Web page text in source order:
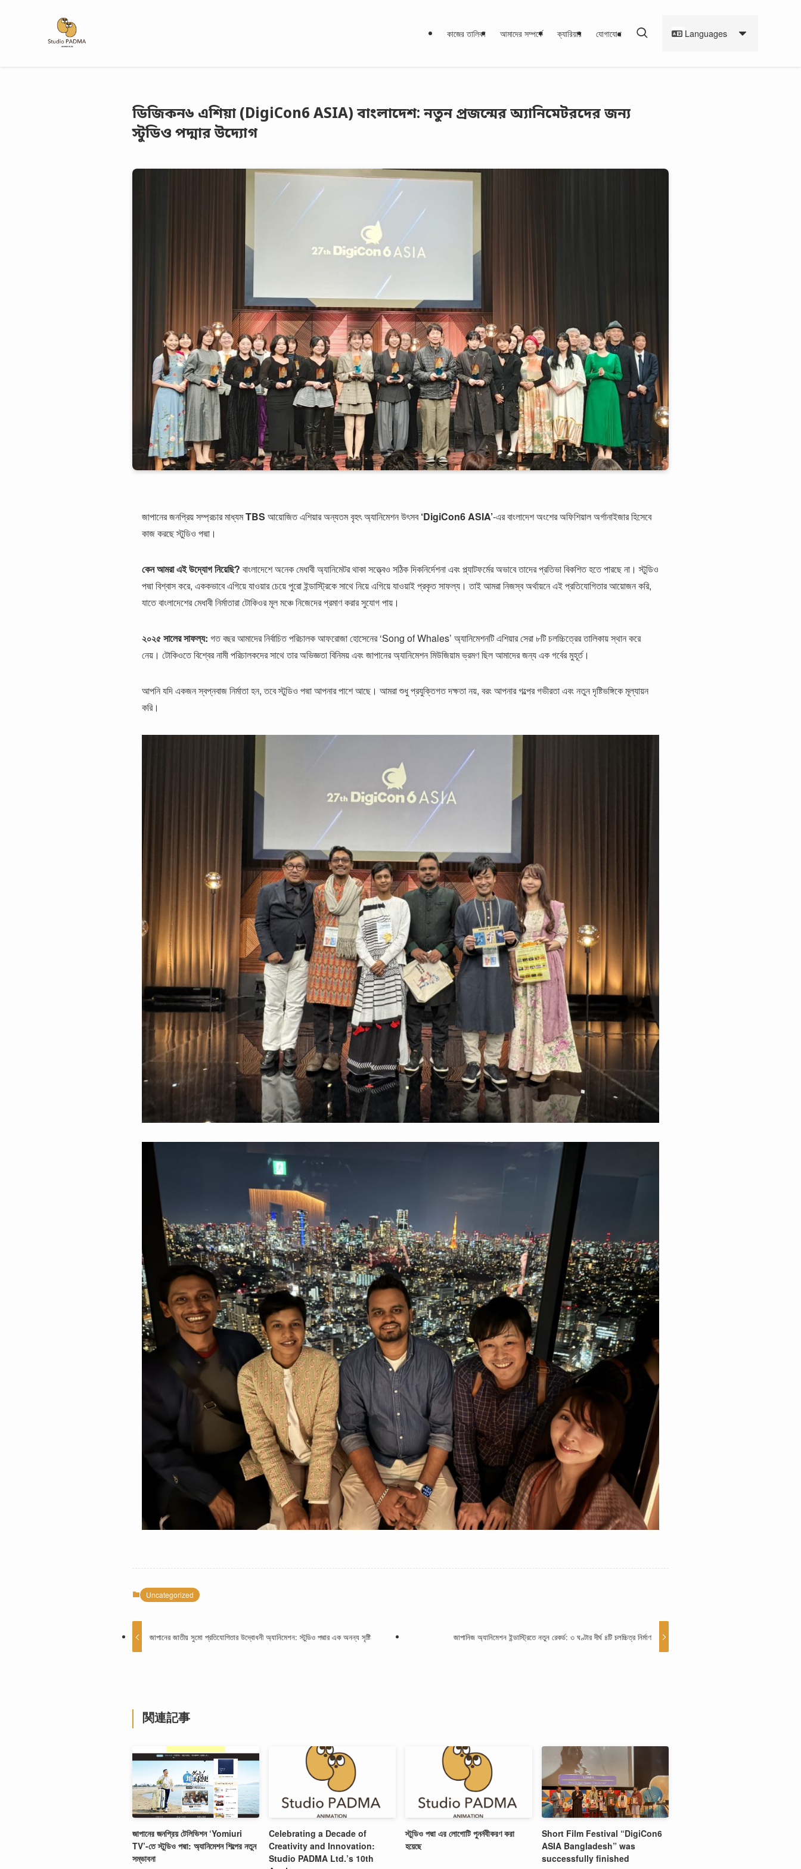
কাজের তালিকা আমাদের সম্পর্কে ক্যারিয়ার যোগাযোগ Languages
ডিজিকন৬ এশিয়া (DigiCon6 ASIA) বাংলাদেশ: নতুন প্রজন্মের অ্যানিমেটরদের জন্য
স্টুডিও পদ্মার উদ্যোগ
জাপানের জনপ্রিয় সম্প্রচার মাধ্যমTBS আয়োজিত এশিয়ার অন্যতম বৃহৎ অ্যানিমেশন উৎসব‘DigiCon6 ASIA’-এর বাংলাদেশ অংশের অফিশিয়াল অর্গানাইজার হিসেবে
কাজ করছে স্টুডিও পদ্মা।
কেন আমরা এই উদ্যোগ নিয়েছি? বাংলাদেশে অনেক মেধাবী অ্যানিমেটর থাকা সত্ত্বেও সঠিক দিকনির্দেশনা এবং প্ল্যাটফর্মের অভাবে তাদের প্রতিভা বিকশিত হতে পারছে না। স্টুডিও
পদ্মা বিশ্বাস করে, এককভাবে এগিয়ে যাওয়ার চেয়ে পুরো ইন্ডাস্ট্রিকে সাথে নিয়ে এগিয়ে যাওয়াই প্রকৃত সাফল্য। তাই আমরা নিজস্ব অর্থায়নে এই প্রতিযোগিতার আয়োজন করি,
যাতে বাংলাদেশের মেধাবী নির্মাতারা টোকিওর মূল মঞ্চে নিজেদের প্রমাণ করার সুযোগ পায়।
২০২৫ সালের সাফল্য: গত বছর আমাদের নির্বাচিত পরিচালক আফরোজা হোসেনের ‘Song of Whales’ অ্যানিমেশনটি এশিয়ার সেরা ৮টি চলচ্চিত্রের তালিকায় স্থান করে
নেয়। টোকিওতে বিশ্বের নামী পরিচালকদের সাথে তার অভিজ্ঞতা বিনিময় এবং জাপানের অ্যানিমেশন মিউজিয়াম ভ্রমণ ছিল আমাদের জন্য এক গর্বের মুহূর্ত।
আপনি যদি একজন স্বপ্নবাজ নির্মাতা হন, তবে স্টুডিও পদ্মা আপনার পাশে আছে। আমরা শুধু প্রযুক্তিগত দক্ষতা নয়, বরং আপনার গল্পের গভীরতা এবং নতুন দৃষ্টিভঙ্গিকে মূল্যায়ন
করি।
Uncategorized
জাপানের জাতীয় সুমো প্রতিযোগিতার উদ্বোধনী অ্যানিমেশন: স্টুডিও পদ্মার এক অনন্য সৃষ্টি জাপানিজ অ্যানিমেশন ইন্ডাস্ট্রিতে নতুন রেকর্ড: ৩ ঘণ্টার দীর্ঘ ৪টি চলচ্চিত্র নির্মাণ
関連記事
জাপানের জনপ্রিয় টেলিভিশন ‘Yomiuri
TV’-তে স্টুডিও পদ্মা: অ্যানিমেশন শিল্পের নতুন
সম্ভাবনা
Celebrating a Decade of
Creativity and Innovation:
Studio PADMA Ltd.’s 10th
স্টুডিও পদ্মা এর লোগোটি পুনর্নবীকরণ করা
হয়েছে
Short Film Festival “DigiCon6
ASIA Bangladesh” was
successfully finished